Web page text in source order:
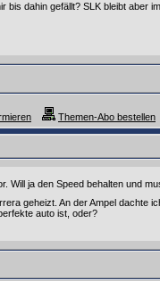
bis dahin gefällt? SLK bleibt aber
Themen-Abo bestellen
Will ja den Speed behalten und
geheizt. An der Ampel dachte
auto ist, oder?